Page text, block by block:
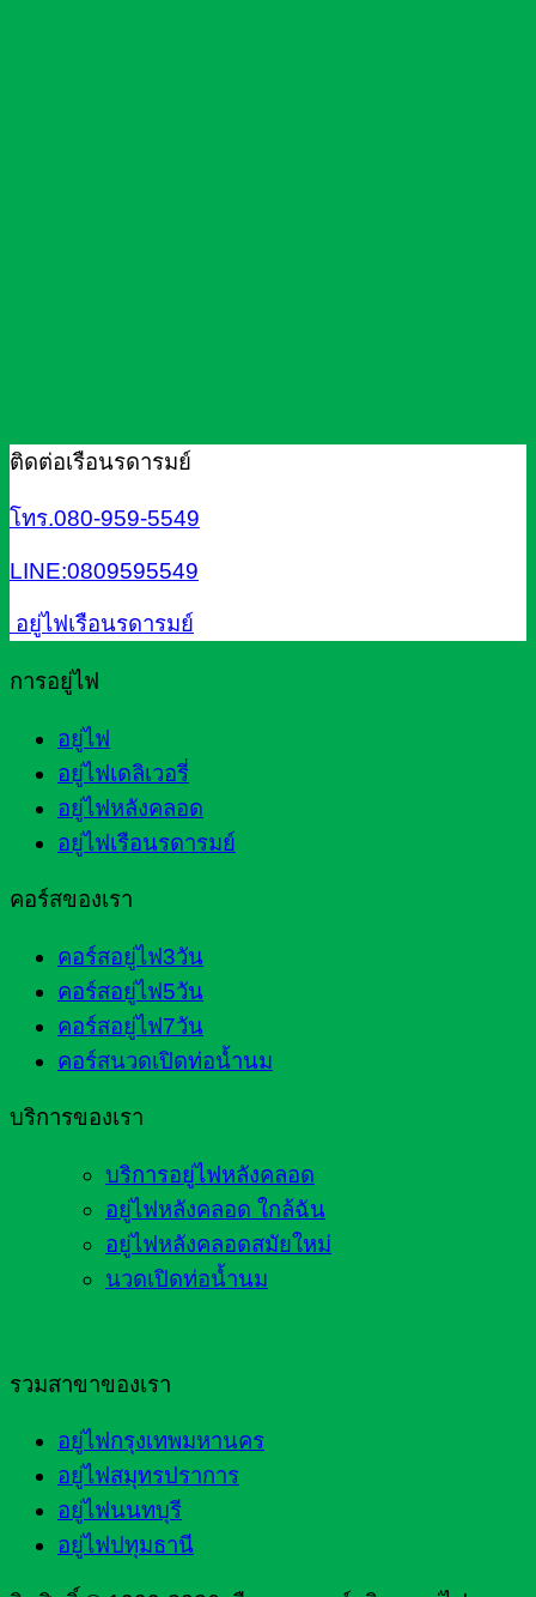
ติดต่อเรือนรดารมย์
โทร.080-959-5549
LINE:0809595549
อยู่ไฟเรือนรดารมย์
การอยู่ไฟ
อยู่ไฟ
อยู่ไฟเดลิเวอรี่
อยู่ไฟหลังคลอด
อยู่ไฟเรือนรดารมย์
คอร์สของเรา
คอร์สอยู่ไฟ3วัน
คอร์สอยู่ไฟ5วัน
คอร์สอยู่ไฟ7วัน
คอร์สนวดเปิดท่อน้ำนม
บริการของเรา
บริการอยู่ไฟหลังคลอด
อยู่ไฟหลังคลอด ใกล้ฉัน
อยู่ไฟหลังคลอดสมัยใหม่
นวดเปิดท่อน้ำนม
รวมสาขาของเรา
อยู่ไฟกรุงเทพมหานคร
อยู่ไฟสมุทรปราการ
อยู่ไฟนนทบุรี
อยู่ไฟปทุมธานี